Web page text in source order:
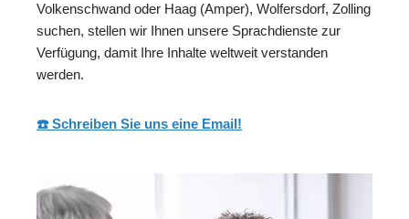
Volkenschwand oder Haag (Amper), Wolfersdorf, Zolling
suchen, stellen wir Ihnen unsere Sprachdienste zur
Verfügung, damit Ihre Inhalte weltweit verstanden
werden.
☎️ Schreiben Sie uns eine Email!